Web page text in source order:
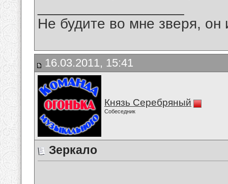
Не будите во мне зверя, он
16.03.2011, 15:41
Князь Серебряный
Собеседник
Зеркало